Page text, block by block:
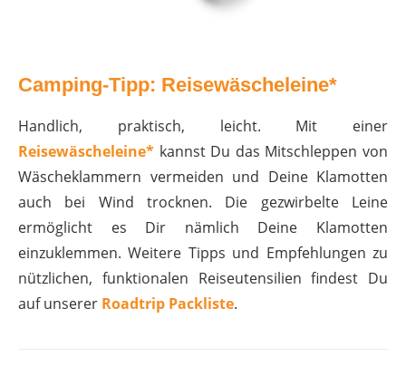
Camping-Tipp: Reisewäscheleine*
Handlich, praktisch, leicht. Mit einer
Reisewäscheleine* kannst Du das Mitschleppen von
Wäscheklammern vermeiden und Deine Klamotten
auch bei Wind trocknen. Die gezwirbelte Leine
ermöglicht es Dir nämlich Deine Klamotten
einzuklemmen. Weitere Tipps und Empfehlungen zu
nützlichen, funktionalen Reiseutensilien findest Du
auf unserer Roadtrip Packliste.